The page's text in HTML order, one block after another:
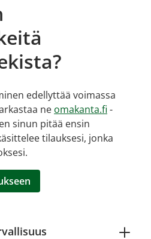
edellyttää voimassa
ne omakanta.fi -
sinun pitää ensin
tilauksesi, jonka